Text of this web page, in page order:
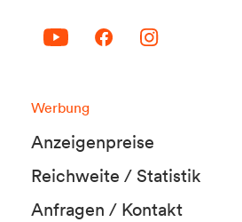
Werbung
Anzeigenpreise
Reichweite / Statistik
Anfragen / Kontakt